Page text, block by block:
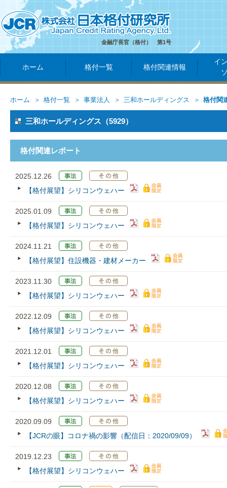
金融庁長官（格付） 第1号
ホーム 格付一覧 格付関連情報
イ
ホーム 格付一覧 事業法人 三和ホールディングス 格付関
三和ホールディングス（5929）
格付関連レポート
2025.12.26
【格付展望】シリコンウェハー
2025.01.09
【格付展望】シリコンウェハー
2024.11.21
【格付展望】住設機器・建材メーカー
2023.11.30
【格付展望】シリコンウェハー
2022.12.09
【格付展望】シリコンウェハー
2021.12.01
【格付展望】シリコンウェハー
2020.12.08
【格付展望】シリコンウェハー
2020.09.09
【JCRの眼】コロナ禍の影響（配信日：2020/09/09）
2019.12.23
【格付展望】シリコンウェハー